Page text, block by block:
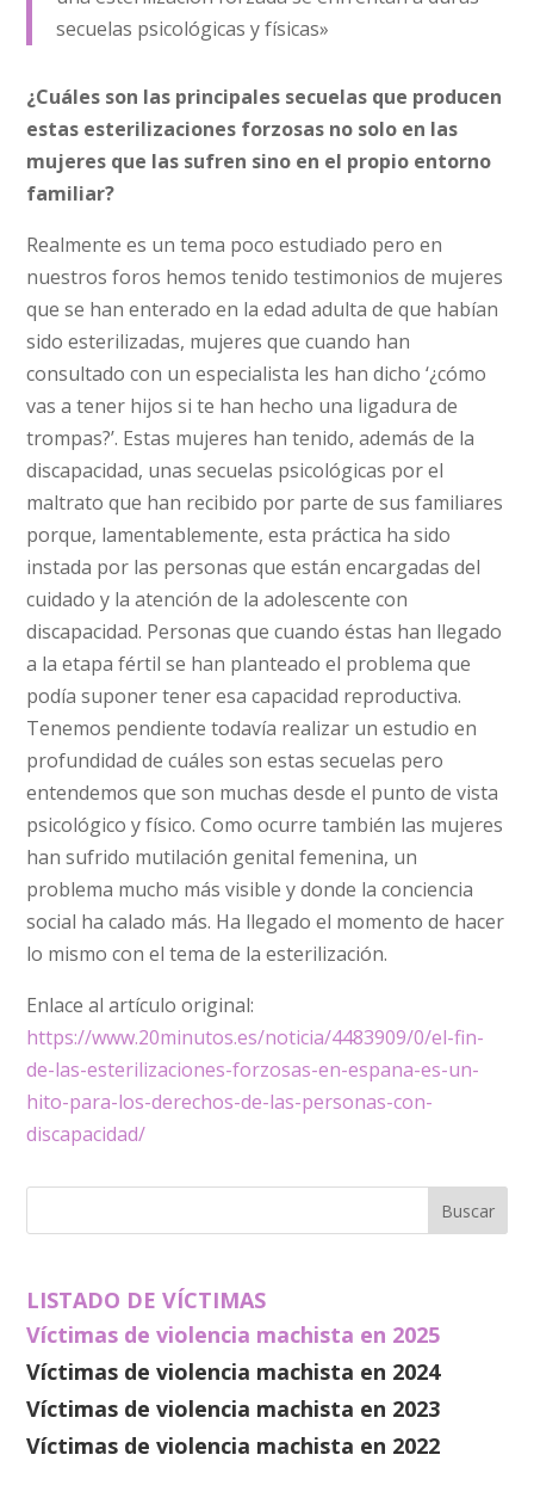
secuelas psicológicas y físicas»
¿Cuáles son las principales secuelas que producen
estas esterilizaciones forzosas no solo en las
mujeres que las sufren sino en el propio entorno
familiar?
Realmente es un tema poco estudiado pero en
nuestros foros hemos tenido testimonios de mujeres
que se han enterado en la edad adulta de que habían
sido esterilizadas, mujeres que cuando han
consultado con un especialista les han dicho ‘¿cómo
vas a tener hijos si te han hecho una ligadura de
trompas?’. Estas mujeres han tenido, además de la
discapacidad, unas secuelas psicológicas por el
maltrato que han recibido por parte de sus familiares
porque, lamentablemente, esta práctica ha sido
instada por las personas que están encargadas del
cuidado y la atención de la adolescente con
discapacidad. Personas que cuando éstas han llegado
a la etapa fértil se han planteado el problema que
podía suponer tener esa capacidad reproductiva.
Tenemos pendiente todavía realizar un estudio en
profundidad de cuáles son estas secuelas pero
entendemos que son muchas desde el punto de vista
psicológico y físico. Como ocurre también las mujeres
han sufrido mutilación genital femenina, un
problema mucho más visible y donde la conciencia
social ha calado más. Ha llegado el momento de hacer
lo mismo con el tema de la esterilización.
Enlace al artículo original:
https://www.20minutos.es/noticia/4483909/0/el-fin-
de-las-esterilizaciones-forzosas-en-espana-es-un-
hito-para-los-derechos-de-las-personas-con-
discapacidad/
LISTADO DE VÍCTIMAS
Víctimas de violencia machista en 2025
Víctimas de violencia machista en 2024
Víctimas de violencia machista en 2023
Víctimas de violencia machista en 2022